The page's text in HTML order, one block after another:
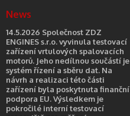
News
14.5.2026 Společnost ZDZ
ENGINES s.r.o. vyvinula testovací
zařízení vrtulových spalovacích
motorů. Jeho nedílnou součástí je
systém řízení a sběru dat. Na
návrh a realizaci této části
zařízení byla poskytnuta finanční
podpora EU. Výsledkem je
pokročilé interní testovací